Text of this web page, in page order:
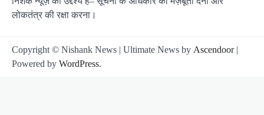
लोकतंत्र की रक्षा करना।
Copyright © Nishank News | Ultimate News by Ascendoor|
Powered by WordPress.